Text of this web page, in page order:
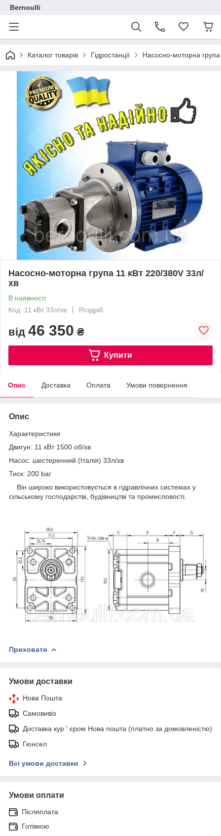
Bernoulli
Каталог товарів Гідростанції Насосно-моторна
Насосно-моторна група 11 кВт 220/380V 33л/
хв
В наявності
Код: 11 кВт 33л/хв
Роздріб
від 46 350 ₴
Купити
Опис Доставка Оплата Умови повернення
Опис
Характеристики
Двигун: 11 кВт 1500 об/хв
Насос: шестеренний (Італія) 33л/хв
Тиск: 200 bar
Він широко використовується в гідравлічних системах у
сільському господарстві, будівництві та промисловості.
Приховати
Умови доставки
Нова Пошта
Самовивіз
Доставка кур ' єром Нова пошта (платно за домовленістю)
Гюнсел
Всі умови доставки
Умови оплати
Післяплата
Готівкою